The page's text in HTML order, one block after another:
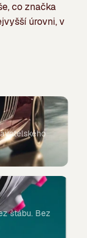
co značka
úrovni, v
štábu. Bez